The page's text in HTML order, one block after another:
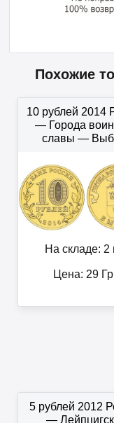
Похожие
10 рублей 2014
— Города
славы —
На складе: 2
Цена: 29
5 рублей 2012
—